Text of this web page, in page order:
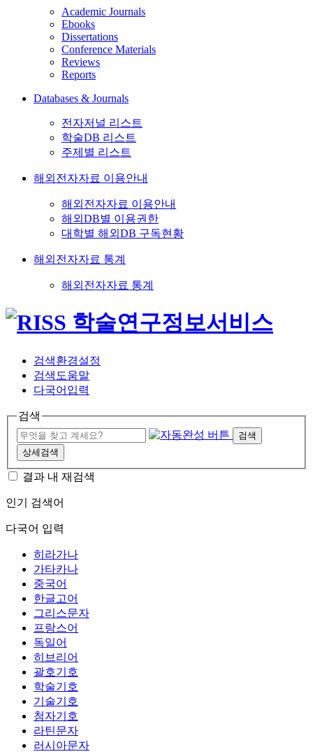
Academic Journals
Ebooks
Dissertations
Conference Materials
Reviews
Reports
Databases & Journals
전자저널 리스트
학술DB 리스트
주제별 리스트
해외전자자료 이용안내
해외전자자료 이용안내
해외DB별 이용권한
대학별 해외DB 구독현황
해외전자자료 통계
해외전자자료 통계
검색환경설정
검색도움말
다국어입력
검색
검색
상세검색
결과 내 재검색
인기 검색어
다국어 입력
히라가나
가타카나
중국어
한글고어
그리스문자
프랑스어
독일어
히브리어
괄호기호
학술기호
기술기호
첨자기호
라틴문자
러시아문자